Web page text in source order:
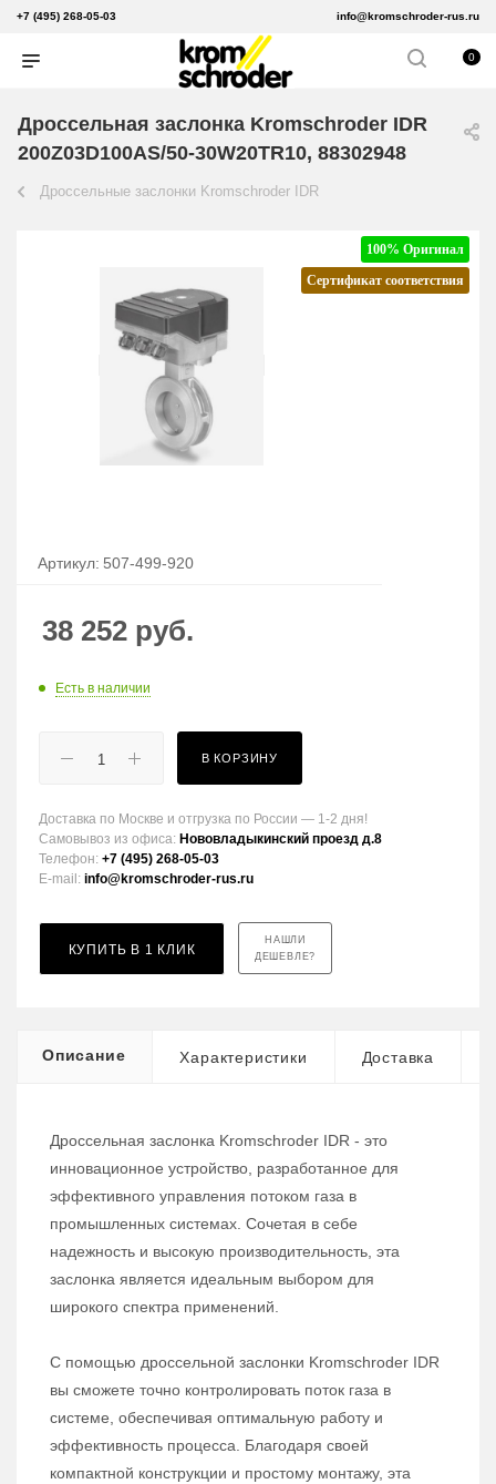
+7 (495) 268-05-03 info@kromschroder-rus.ru
0
Дроссельная заслонка Kromschroder IDR
200Z03D100AS/50-30W20TR10, 88302948
Дроссельные заслонки Kromschroder IDR
100% Оригинал
Сертификат соответствия
Артикул: 507-499-920
38 252 руб.
Есть в наличии
В КОРЗИНУ
Доставка по Москве и отгрузка по России — 1-2 дня!
Самовывоз из офиса: Нововладыкинский проезд д.8
Телефон: +7 (495) 268-05-03
E-mail: info@kromschroder-rus.ru
КУПИТЬ В 1 КЛИК
НАШЛИ
ДЕШЕВЛЕ?
Описание Характеристики Доставка
Дроссельная заслонка Kromschroder IDR - это
инновационное устройство, разработанное для
эффективного управления потоком газа в
промышленных системах. Сочетая в себе
надежность и высокую производительность, эта
заслонка является идеальным выбором для
широкого спектра применений.
С помощью дроссельной заслонки Kromschroder IDR
вы сможете точно контролировать поток газа в
системе, обеспечивая оптимальную работу и
эффективность процесса. Благодаря своей
компактной конструкции и простому монтажу, эта